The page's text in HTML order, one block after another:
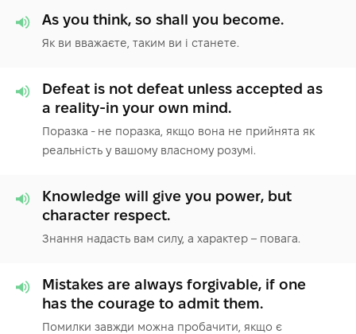
As you think, so shall you become.
Як ви вважаєте, таким ви і станете.
Defeat is not defeat unless accepted as
a reality-in your own mind.
Поразка - не поразка, якщо вона не прийнята як
реальність у вашому власному розумі.
Knowledge will give you power, but
character respect.
Знання надасть вам силу, а характер – повага.
Mistakes are always forgivable, if one
has the courage to admit them.
Помилки завжди можна пробачити, якщо є